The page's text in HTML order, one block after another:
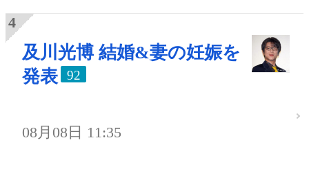
及川光博 結婚&妻の妊娠を
発表
92
08月08日 11:35